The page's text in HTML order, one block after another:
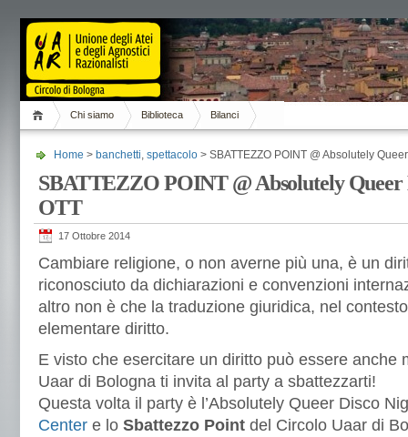
Chi siamo Biblioteca Bilanci
Home > banchetti, spettacolo > SBATTEZZO POINT @ Absolutely
SBATTEZZO POINT @ Absolutely Queer
OTT
17 Ottobre 2014
Cambiare religione, o non averne più una, è un
riconosciuto da dichiarazioni e convenzioni
altro non è che la traduzione giuridica, nel
elementare diritto.
E visto che esercitare un diritto può essere anche
Uaar di Bologna ti invita al party a sbattezzarti!
Questa volta il party è l’Absolutely Queer Disco
Center e lo Sbattezzo Point del Circolo Uaar di